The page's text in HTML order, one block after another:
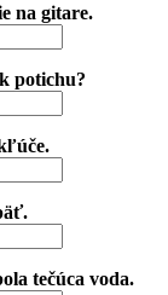
na gitare.
potichu?
tečúca voda.